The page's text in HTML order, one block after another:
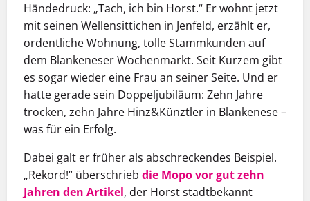
Händedruck: „Tach, ich bin Horst.“ Er wohnt jetzt
mit seinen Wellensittichen in Jenfeld, erzählt er,
ordentliche Wohnung, tolle Stammkunden auf
dem Blankeneser Wochenmarkt. Seit Kurzem gibt
es sogar wieder eine Frau an seiner Seite. Und er
hatte gerade sein Doppeljubiläum: Zehn Jahre
trocken, zehn Jahre Hinz&Künztler in Blankenese –
was für ein Erfolg.
Dabei galt er früher als abschreckendes Beispiel.
„Rekord!“ überschrieb die Mopo vor gut zehn
Jahren den Artikel, der Horst stadtbekannt